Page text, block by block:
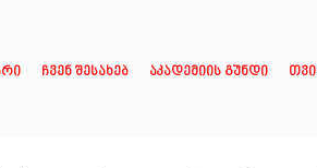
ჩვენ შესახებ აკადემიის გუნდი